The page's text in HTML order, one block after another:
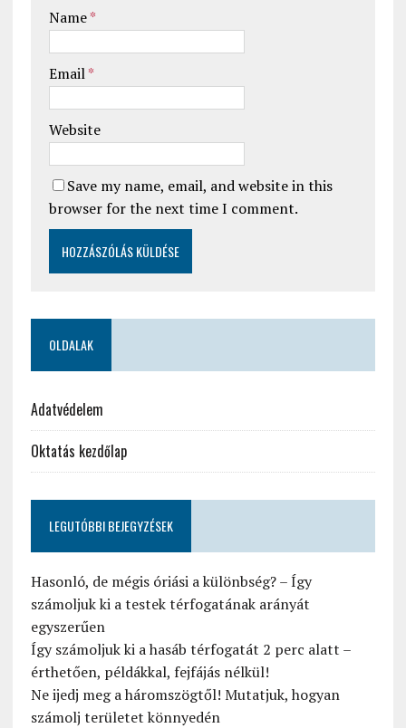
Name*
Email*
Website
Save my name, email, and website in this
browser for the next time I comment.
OLDALAK
Adatvédelem
Oktatás kezdőlap
LEGUTÓBBI BEJEGYZÉSEK
Hasonló, de mégis óriási a különbség? – Így
számoljuk ki a testek térfogatának arányát
egyszerűen
Így számoljuk ki a hasáb térfogatát 2 perc alatt –
érthetően, példákkal, fejfájás nélkül!
Ne ijedj meg a háromszögtől! Mutatjuk, hogyan
számolj területet könnyedén